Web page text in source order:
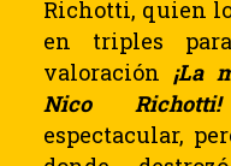
Richotti, quien
en triples
valoración ¡La
Nico Richotti!
espectacular,